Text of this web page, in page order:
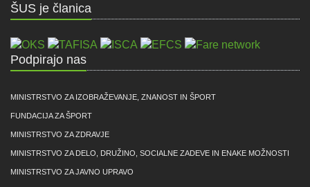
ŠUS je članica
Podpirajo nas
MINISTRSTVO ZA IZOBRAŽEVANJE, ZNANOST IN ŠPORT
FUNDACIJA ZA ŠPORT
MINISTRSTVO ZA ZDRAVJE
MINISTRSTVO ZA DELO, DRUŽINO, SOCIALNE ZADEVE IN ENAKE MOŽNOSTI
MINISTRSTVO ZA JAVNO UPRAVO